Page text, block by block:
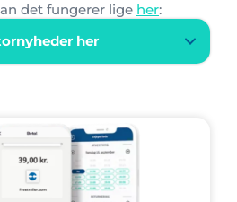
det fungerer lige her:
her